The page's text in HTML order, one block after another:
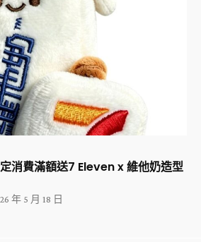
消費滿額送7 Eleven x 維他奶造型
年 5 月 18 日